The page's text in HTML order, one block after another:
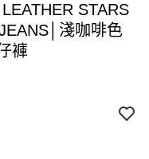
STARS
淺咖啡色
褲